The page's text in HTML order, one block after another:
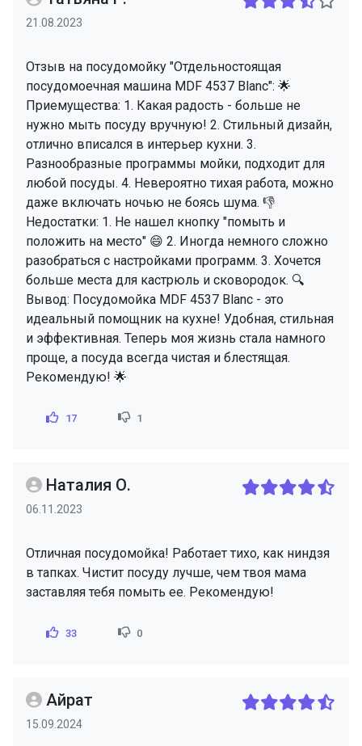
21.08.2023
Отзыв на посудомойку "Отдельностоящая
посудомоечная машина MDF 4537 Blanc": 🌟
Приемущества: 1. Какая радость - больше не
нужно мыть посуду вручную! 2. Стильный дизайн,
отлично вписался в интерьер кухни. 3.
Разнообразные программы мойки, подходит для
любой посуды. 4. Невероятно тихая работа, можно
даже включать ночью не боясь шума. 👎
Недостатки: 1. Не нашел кнопку "помыть и
положить на место" 😄 2. Иногда немного сложно
разобраться с настройками программ. 3. Хочется
больше места для кастрюль и сковородок. 🔍
Вывод: Посудомойка MDF 4537 Blanc - это
идеальный помощник на кухне! Удобная, стильная
и эффективная. Теперь моя жизнь стала намного
проще, а посуда всегда чистая и блестящая.
Рекомендую! 🌟
17 1
Наталия О.
06.11.2023
Отличная посудомойка! Работает тихо, как ниндзя
в тапках. Чистит посуду лучше, чем твоя мама
заставляя тебя помыть ее. Рекомендую!
33 0
Айрат
15.09.2024